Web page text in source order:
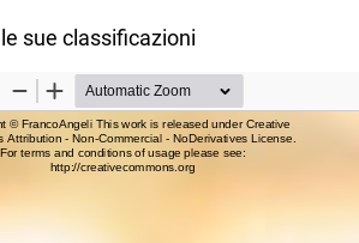
sue classificazioni